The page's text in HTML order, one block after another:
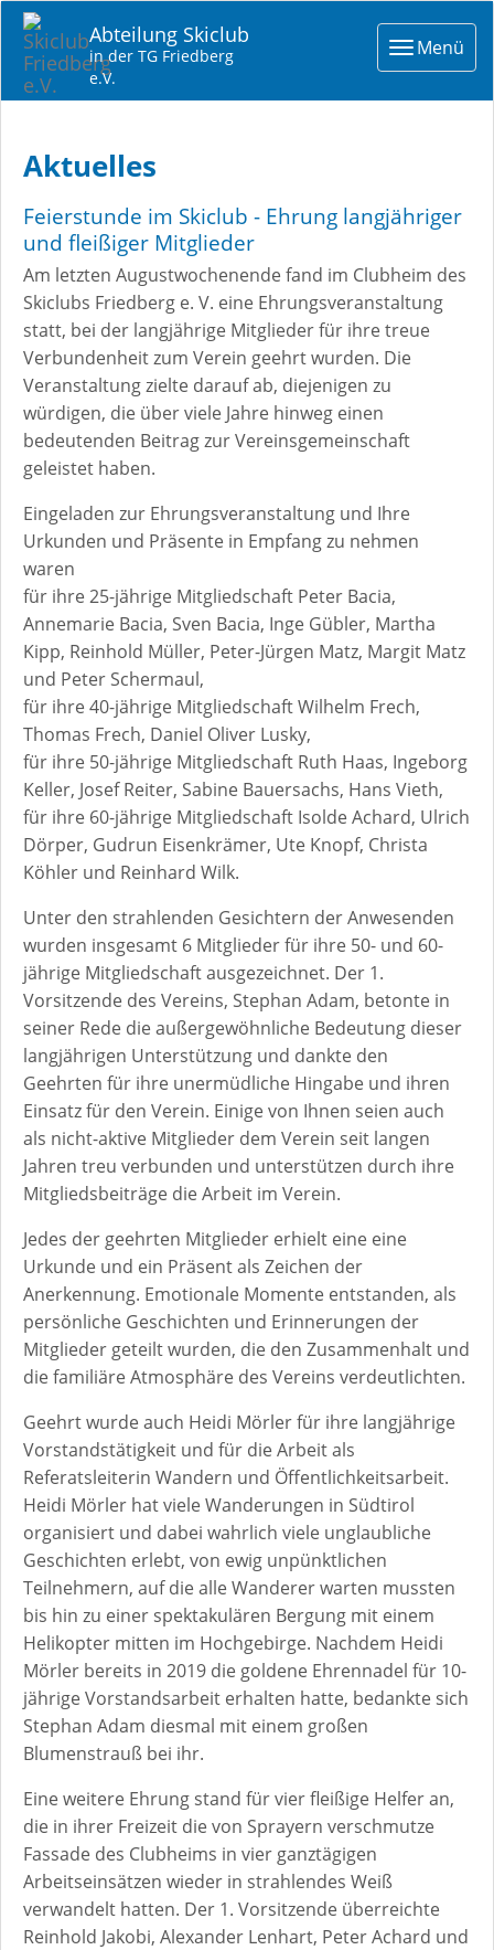
Toggle
Menü
Abteilung Skiclub
in der TG Friedberg
e.V.
Aktuelles
Feierstunde im Skiclub - Ehrung langjähriger
und fleißiger Mitglieder
Am letzten Augustwochenende fand im Clubheim des
Skiclubs Friedberg e. V. eine Ehrungsveranstaltung
statt, bei der langjährige Mitglieder für ihre treue
Verbundenheit zum Verein geehrt wurden. Die
Veranstaltung zielte darauf ab, diejenigen zu
würdigen, die über viele Jahre hinweg einen
bedeutenden Beitrag zur Vereinsgemeinschaft
geleistet haben.
Eingeladen zur Ehrungsveranstaltung und Ihre
Urkunden und Präsente in Empfang zu nehmen
waren
für ihre 25-jährige Mitgliedschaft Peter Bacia,
Annemarie Bacia, Sven Bacia, Inge Gübler, Martha
Kipp, Reinhold Müller, Peter-Jürgen Matz, Margit Matz
und Peter Schermaul,
für ihre 40-jährige Mitgliedschaft Wilhelm Frech,
Thomas Frech, Daniel Oliver Lusky,
für ihre 50-jährige Mitgliedschaft Ruth Haas, Ingeborg
Keller, Josef Reiter, Sabine Bauersachs, Hans Vieth,
für ihre 60-jährige Mitgliedschaft Isolde Achard, Ulrich
Dörper, Gudrun Eisenkrämer, Ute Knopf, Christa
Köhler und Reinhard Wilk.
Unter den strahlenden Gesichtern der Anwesenden
wurden insgesamt 6 Mitglieder für ihre 50- und 60-
jährige Mitgliedschaft ausgezeichnet. Der 1.
Vorsitzende des Vereins, Stephan Adam, betonte in
seiner Rede die außergewöhnliche Bedeutung dieser
langjährigen Unterstützung und dankte den
Geehrten für ihre unermüdliche Hingabe und ihren
Einsatz für den Verein. Einige von Ihnen seien auch
als nicht-aktive Mitglieder dem Verein seit langen
Jahren treu verbunden und unterstützen durch ihre
Mitgliedsbeiträge die Arbeit im Verein.
Jedes der geehrten Mitglieder erhielt eine eine
Urkunde und ein Präsent als Zeichen der
Anerkennung. Emotionale Momente entstanden, als
persönliche Geschichten und Erinnerungen der
Mitglieder geteilt wurden, die den Zusammenhalt und
die familiäre Atmosphäre des Vereins verdeutlichten.
Geehrt wurde auch Heidi Mörler für ihre langjährige
Vorstandstätigkeit und für die Arbeit als
Referatsleiterin Wandern und Öffentlichkeitsarbeit.
Heidi Mörler hat viele Wanderungen in Südtirol
organisiert und dabei wahrlich viele unglaubliche
Geschichten erlebt, von ewig unpünktlichen
Teilnehmern, auf die alle Wanderer warten mussten
bis hin zu einer spektakulären Bergung mit einem
Helikopter mitten im Hochgebirge. Nachdem Heidi
Mörler bereits in 2019 die goldene Ehrennadel für 10-
jährige Vorstandsarbeit erhalten hatte, bedankte sich
Stephan Adam diesmal mit einem großen
Blumenstrauß bei ihr.
Eine weitere Ehrung stand für vier fleißige Helfer an,
die in ihrer Freizeit die von Sprayern verschmutze
Fassade des Clubheims in vier ganztägigen
Arbeitseinsätzen wieder in strahlendes Weiß
verwandelt hatten. Der 1. Vorsitzende überreichte
Reinhold Jakobi, Alexander Lenhart, Peter Achard und